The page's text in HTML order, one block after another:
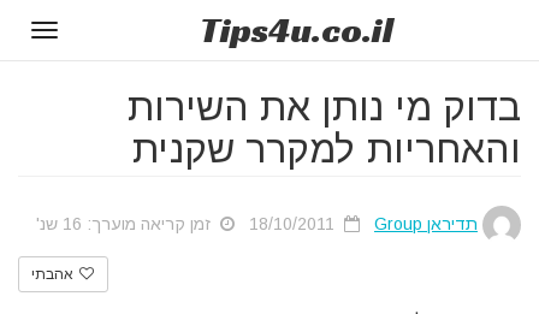
Tips4u.co.il
בדוק מי נותן את השירות
והאחריות למקרר שקנית
תדיראן Group זמן קריאה מוערך: 16 שנ'
אהבתי